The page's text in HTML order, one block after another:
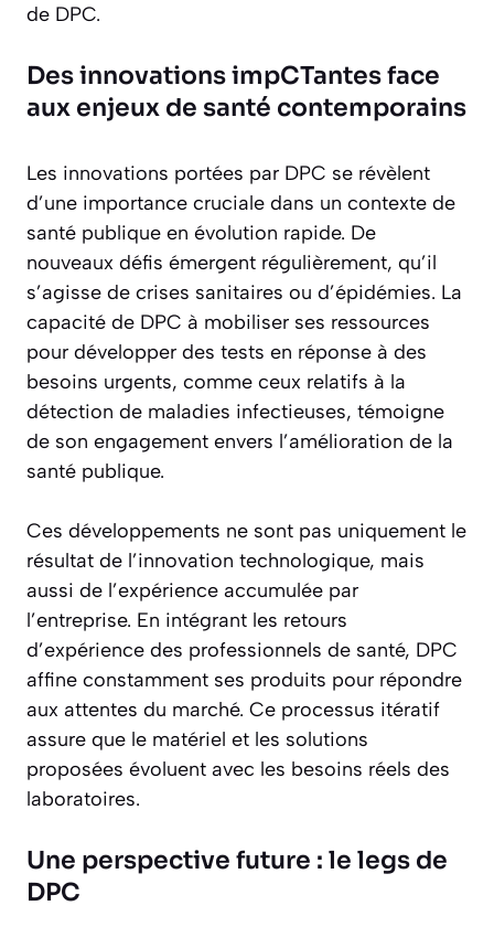
de DPC.
Des innovations impCTantes face
aux enjeux de santé contemporains
Les innovations portées par DPC se révèlent
d’une importance cruciale dans un contexte de
santé publique en évolution rapide. De
nouveaux défis émergent régulièrement, qu’il
s’agisse de crises sanitaires ou d’épidémies. La
capacité de DPC à mobiliser ses ressources
pour développer des tests en réponse à des
besoins urgents, comme ceux relatifs à la
détection de maladies infectieuses, témoigne
de son engagement envers l’amélioration de la
santé publique.
Ces développements ne sont pas uniquement le
résultat de l’innovation technologique, mais
aussi de l’expérience accumulée par
l’entreprise. En intégrant les retours
d’expérience des professionnels de santé, DPC
affine constamment ses produits pour répondre
aux attentes du marché. Ce processus itératif
assure que le matériel et les solutions
proposées évoluent avec les besoins réels des
laboratoires.
Une perspective future : le legs de
DPC